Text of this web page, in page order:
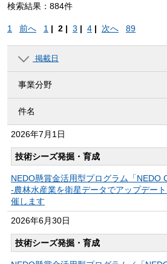
検索結果：884件
1 前へ 1 | 2 | 3 | 4 | 次へ 89
掲載日
事業分野
件名
2026年7月1日
技術シーズ発掘・育成
NEDO懸賞金活用型プログラム「NEDO
-農林水産業を衛星データでアップデー
催します
2026年6月30日
技術シーズ発掘・育成